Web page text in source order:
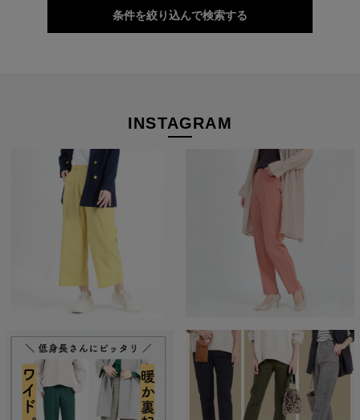
着回し力もバツグン
ほどよい光沢感でサラッと穿けるパンツなので、シャツやブラウ
スと合わせれば、旬の爽やかなスタイリングに早替り。 「服はた
条件を絞り込んで検索する
INSTAGRAM